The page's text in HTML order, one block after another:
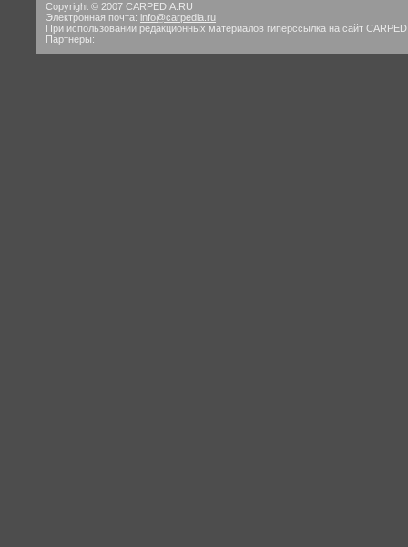
Copyright © 2007 CARPEDIA.RU
Электронная почта: info@carpedia.ru
При использовании редакционных материалов гиперссылка на сайт
Партнеры: